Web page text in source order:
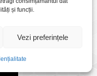
și funcții.
Vezi preferințele